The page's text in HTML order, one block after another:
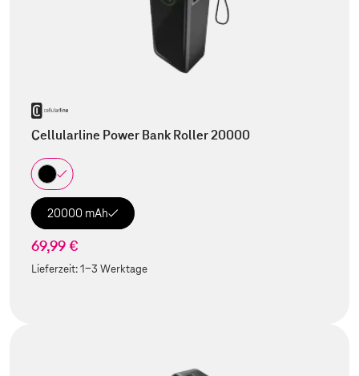
Cellularline Power Bank Roller 20000
20000 mAh
69,99 €
Lieferzeit:1-3 Werktage